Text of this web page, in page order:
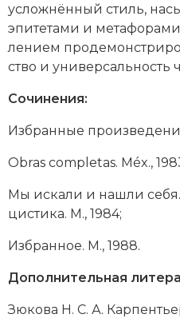
ус­лож­нён­ный стиль,
эпи­те­та­ми и
ле­ни­ем
ст­во и уни­вер­саль­ность
Сочинения:
Из­бран­ные
Obras completas. Méx.,
Мы ис­ка­ли и на­шли
ци­сти­ка. М., 1984;
Из­бран­ное. М., 1988.
Дополнительная
Зю­ко­ва Н. С. А.